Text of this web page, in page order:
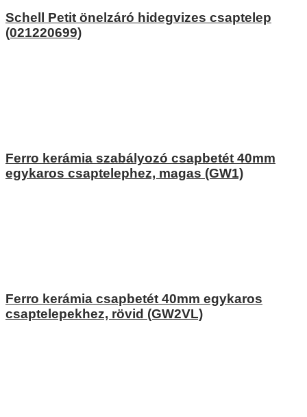
Schell Petit önelzáró hidegvizes csaptelep
(021220699)
Ferro kerámia szabályozó csapbetét 40mm
egykaros csaptelephez, magas (GW1)
Ferro kerámia csapbetét 40mm egykaros
csaptelepekhez, rövid (GW2VL)